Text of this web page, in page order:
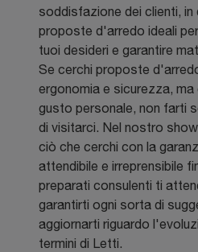
soddisfazione dei clienti, in
proposte d'arredo ideali
tuoi desideri e garantire
Se cerchi proposte
ergonomia e sicurezza,
gusto personale, non farti
di visitarci. Nel nostro
ciò che cerchi con la
attendibile e irreprensibile
preparati consulenti ti
garantirti ogni sorta di
aggiornarti riguardo
termini di Letti.